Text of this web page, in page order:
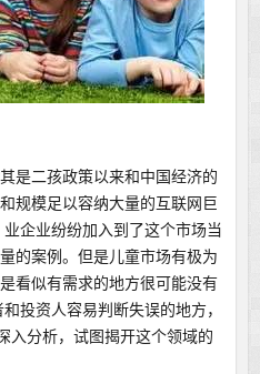
是二孩政策以来和中国经济的
规模足以容纳大量的互联网巨
企业纷纷加入到了这个市场当
的案例。但是儿童市场有极为
看似有需求的地方很可能没有
投资人容易判断失误的地方，
入分析，试图揭开这个领域的